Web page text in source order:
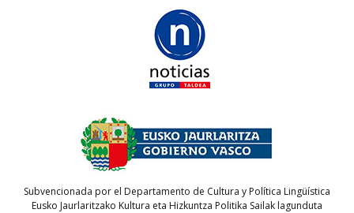
Subvencionada por el Departamento de Cultura y Política Lingüística
Eusko Jaurlaritzako Kultura eta Hizkuntza Politika Sailak lagunduta